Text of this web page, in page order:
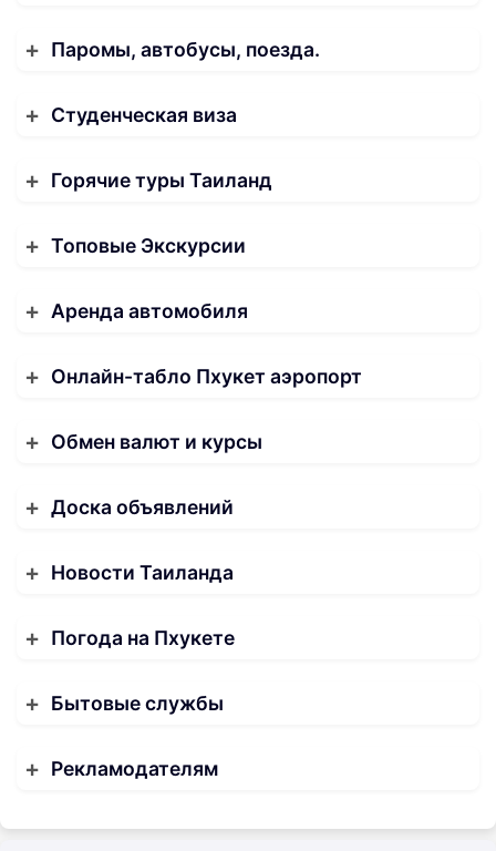
Паромы, автобусы, поезда.
Студенческая виза
Горячие туры Таиланд
Топовые Экскурсии
Аренда автомобиля
Онлайн-табло Пхукет аэропорт
Обмен валют и курсы
Доска объявлений
Новости Таиланда
Погода на Пхукете
Бытовые службы
Рекламодателям